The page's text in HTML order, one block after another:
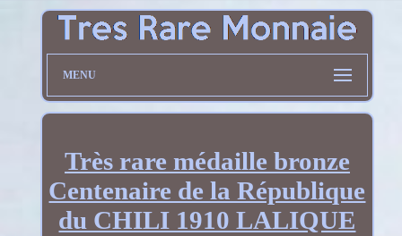
MENU
Très rare médaille bronze
Centenaire de la République
du CHILI 1910 LALIQUE